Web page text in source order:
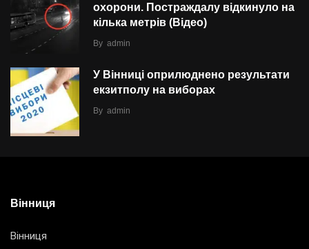
охорони. Постраждалу відкинуло на
кілька метрів (Відео)
By admin
У Вінниці оприлюднено результати
екзитполу на виборах
By admin
Вінниця
Вінниця